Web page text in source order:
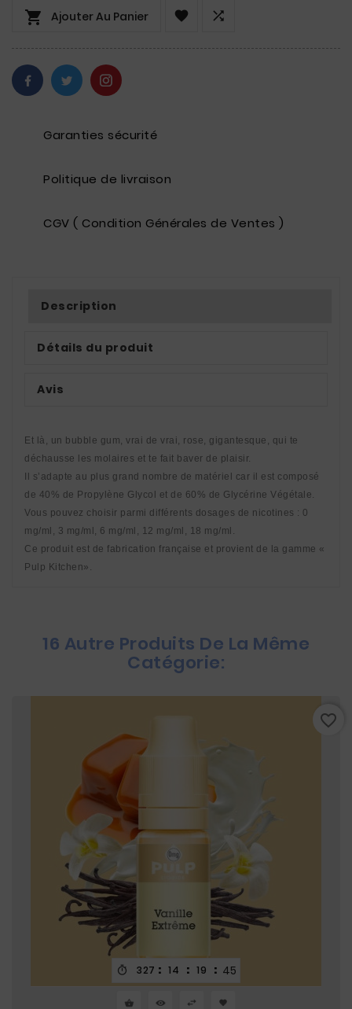
 Ajouter Au Panier  
Garanties sécurité
Politique de livraison
CGV ( Condition Générales de Ventes )
Description
Détails du produit
Avis
Et là, un bubble gum, vrai de vrai, rose, gigantesque, qui te
déchausse les molaires et te fait baver de plaisir.
Il s’adapte au plus grand nombre de matériel car il est composé
de 40% de Propylène Glycol et de 60% de Glycérine Végétale.
Vous pouvez choisir parmi différents dosages de nicotines : 0
mg/ml, 3 mg/ml, 6 mg/ml, 12 mg/ml, 18 mg/ml.
Ce produit est de fabrication française et provient de la gamme «
Pulp Kitchen».
16 Autre Produits De La Même
Catégorie:
 327 : 14 : 19 : 43
favorite_border